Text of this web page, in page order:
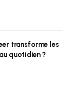
transforme les
quotidien ?